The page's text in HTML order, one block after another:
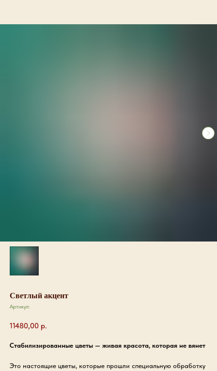
Светлый акцент
Артикул:
11480,00 р.
Стабилизированные цветы — живая красота, которая не вянет
Это настоящие цветы, которые прошли специальную обработку